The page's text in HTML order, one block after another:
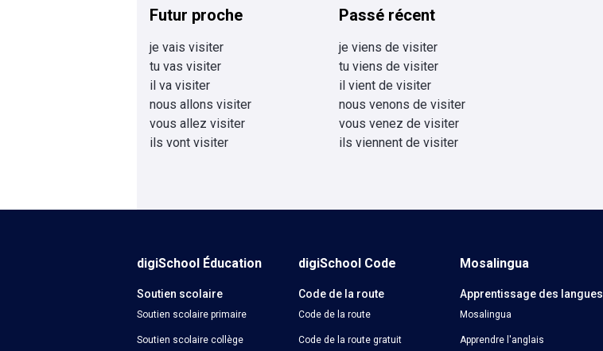
Futur proche
je vais visiter
tu vas visiter
il va visiter
nous allons visiter
vous allez visiter
ils vont visiter
Passé récent
je viens de visiter
tu viens de visiter
il vient de visiter
nous venons de visiter
vous venez de visiter
ils viennent de visiter
digiSchool Éducation
Soutien scolaire
Soutien scolaire primaire
Soutien scolaire collège
digiSchool Code
Code de la route
Code de la route
Code de la route gratuit
Mosalingua
Apprentissage des langues
Mosalingua
Apprendre l'anglais